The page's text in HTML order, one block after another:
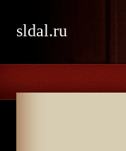
sldal.ru